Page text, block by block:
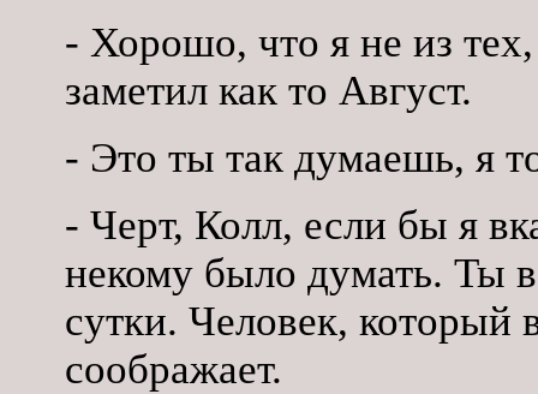
- Хорошо, что я не из
заметил как то Август.
- Это ты так думаешь, я
- Черт, Колл, если бы я
некому было думать. Ты
сутки. Человек, который
соображает.